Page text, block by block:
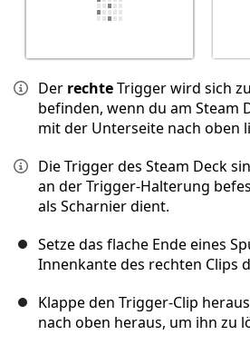
Der rechteTrigger wird sich
befinden, wenn du am Steam
mit der Unterseite nach oben
Die Trigger des Steam Deck
an der Trigger-Halterung
als Scharnier dient.
Setze das flache Ende eines
Innenkante des rechten Clips
Klappe den Trigger-Clip
nach oben heraus, um ihn zu